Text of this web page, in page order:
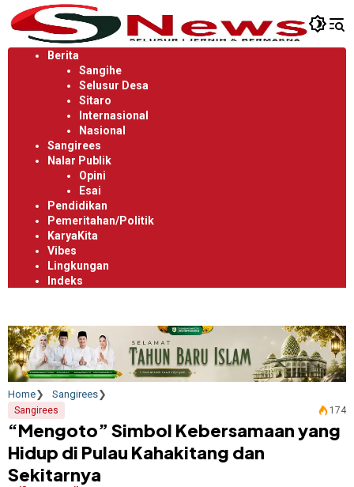
Langsung
ke
konten
Berita
Sangihe
Selusur Desa
Sitaro
Internasional
Nasional
Sangirees
Nalar Publik
Opini
Esai
Pendidikan
Pemeritahan/Politik
KaryaKita
Vibes
Lingkungan
Indeks
Home Sangirees
Sangirees 174
“Mengoto” Simbol Kebersamaan yang
Hidup di Pulau Kahakitang dan
Sekitarnya